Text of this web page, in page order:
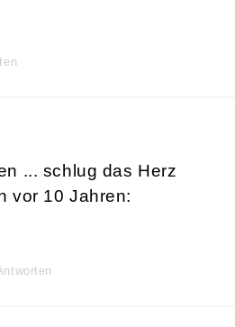
... schlug das Herz
vor 10 Jahren: